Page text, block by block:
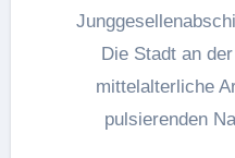
Die Stadt an
mittelalterliche
pulsierenden